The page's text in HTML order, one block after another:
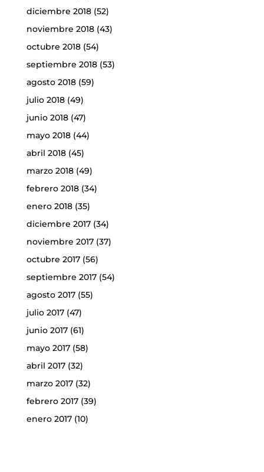
diciembre 2018(52)
noviembre 2018(43)
octubre 2018(54)
septiembre 2018(53)
agosto 2018(59)
julio 2018(49)
junio 2018(47)
mayo 2018(44)
abril 2018(45)
marzo 2018(49)
febrero 2018(34)
enero 2018(35)
diciembre 2017(34)
noviembre 2017(37)
octubre 2017(56)
septiembre 2017(54)
agosto 2017(55)
julio 2017(47)
junio 2017(61)
mayo 2017(58)
abril 2017(32)
marzo 2017(32)
febrero 2017(39)
enero 2017(10)